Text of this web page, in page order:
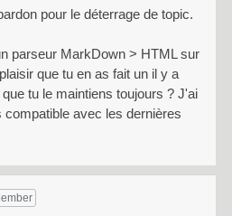
pour le déterrage de topic.
parseur MarkDown > HTML sur
que tu en as fait un il y a
tu le maintiens toujours ? J'ai
compatible avec les dernières